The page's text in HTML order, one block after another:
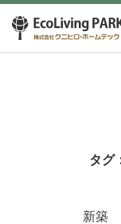
タグ
新築